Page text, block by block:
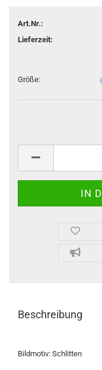
Art.Nr.:
Lieferzeit:
Größe:
Beschreibung
Bildmotiv: Schlitten